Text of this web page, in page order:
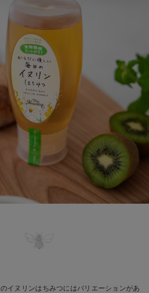
イヌリンはちみつにはバリエーションがあ